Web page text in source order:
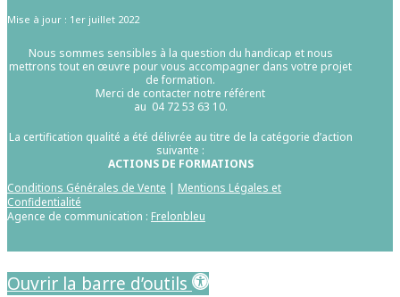
Mise à jour : 1er juillet 2022
Nous sommes sensibles à la question du handicap et nous
mettrons tout en œuvre pour vous accompagner dans votre projet
de formation.
Merci de contacter notre référent
au 04 72 53 63 10.
La certification qualité a été délivrée au titre de la catégorie d’action
suivante :
ACTIONS DE FORMATIONS
Conditions Générales de Vente | Mentions Légales et
Confidentialité
Agence de communication : Frelonbleu
Ouvrir la barre d’outils